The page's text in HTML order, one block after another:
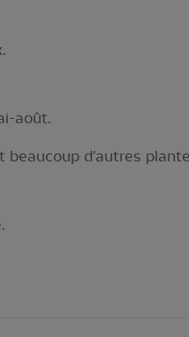
août.
beaucoup d'autres